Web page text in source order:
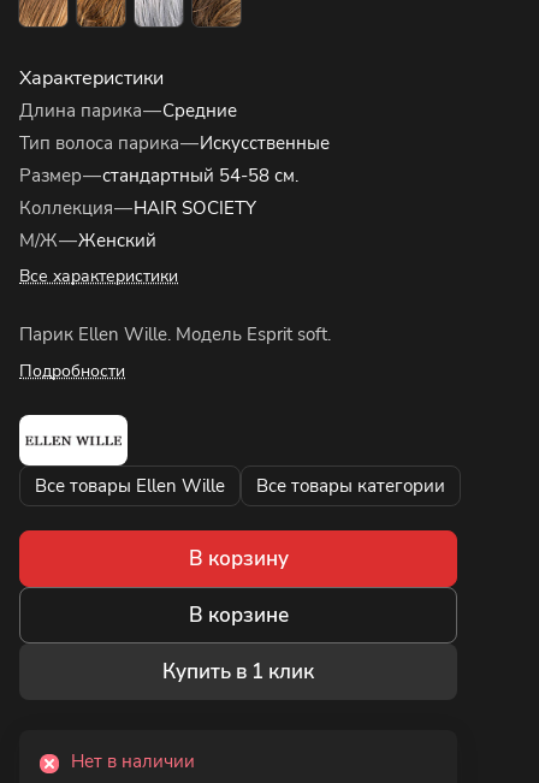
Характеристики
Длина парика—Средние
Тип волоса парика—Искусственные
Размер—стандартный 54-58 см.
Коллекция—HAIR SOCIETY
М/Ж—Женский
Все характеристики
Парик Ellen Wille. Модель Esprit soft.
Подробности
Все товары Ellen Wille Все товары категории
В корзину
В корзине
Купить в 1 клик
Нет в наличии